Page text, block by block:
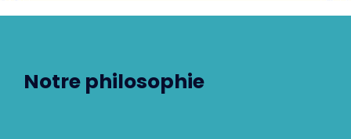
Notre philosophie